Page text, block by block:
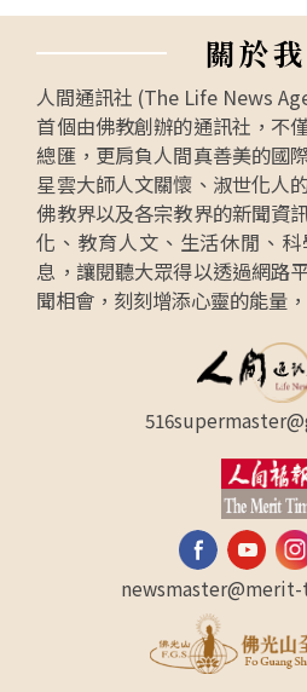
關於我
人間通訊社 (The Life News
首個由佛教創辦的通訊社，不
總匯，更肩負人間真善美的國
星雲大師人文關懷、淑世化人
佛教界以及各宗教界的新聞資
化、教育人文、生活休閒、
息，讓閱聽大眾得以透過網路
聞相會，刻刻增添心靈的能量